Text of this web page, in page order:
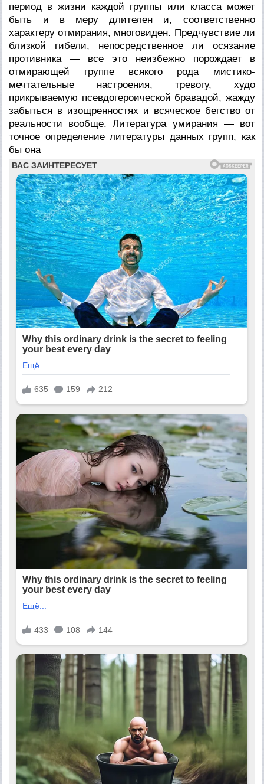
период в жизни каждой группы или класса может
быть и в меру длителен и, соответственно
характеру отмирания, многовиден. Предчувствие ли
близкой гибели, непосредственное ли осязание
противника — все это неизбежно порождает в
отмирающей группе всякого рода мистико-
мечтательные настроения, тревогу, худо
прикрываемую псевдогероической бравадой, жажду
забыться в изощренностях и всяческое бегство от
реальности вообще. Литература умирания — вот
точное определение литературы данных групп, как
бы она